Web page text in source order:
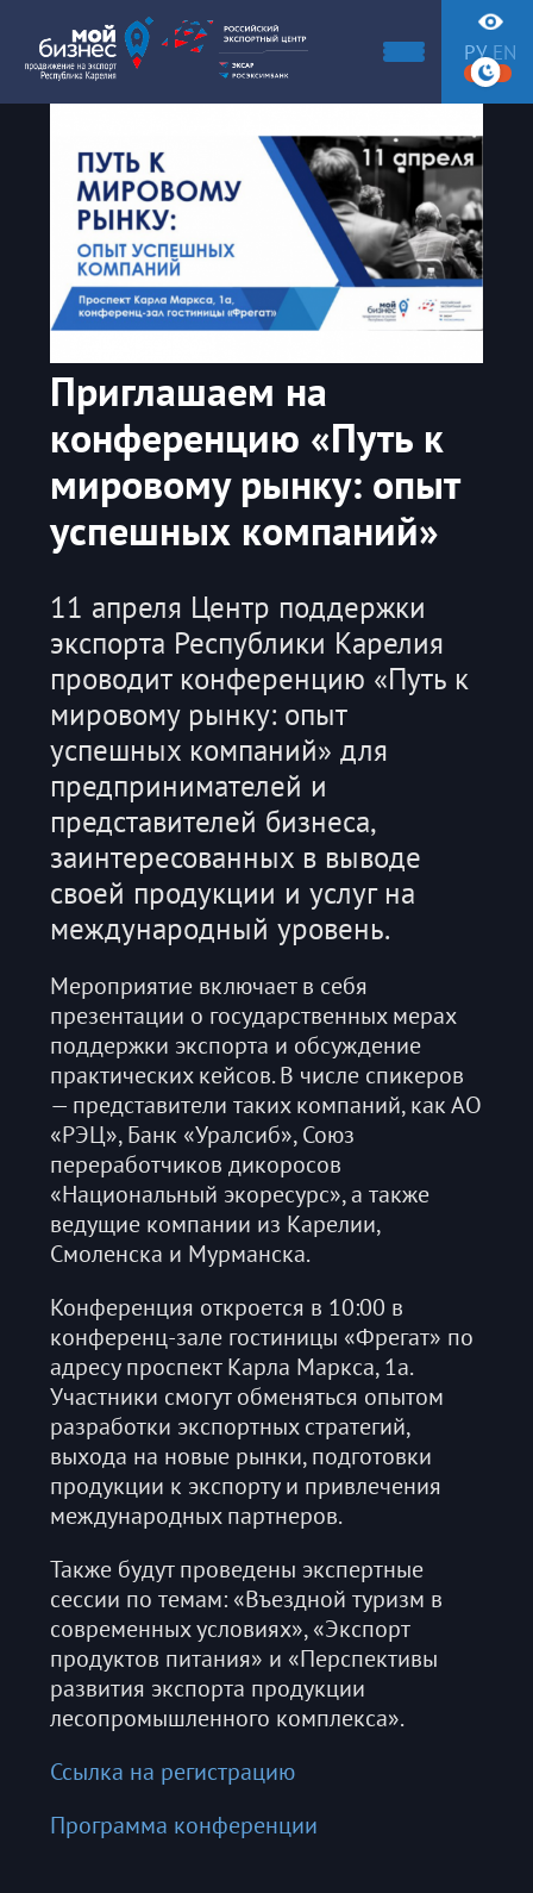
РУ EN
Приглашаем на
конференцию «Путь к
мировому рынку: опыт
успешных компаний»
11 апреля Центр поддержки
экспорта Республики Карелия
проводит конференцию «Путь к
мировому рынку: опыт
успешных компаний» для
предпринимателей и
представителей бизнеса,
заинтересованных в выводе
своей продукции и услуг на
международный уровень.
Мероприятие включает в себя
презентации о государственных мерах
поддержки экспорта и обсуждение
практических кейсов. В числе спикеров
— представители таких компаний, как АО
«РЭЦ», Банк «Уралсиб», Союз
переработчиков дикоросов
«Национальный экоресурс», а также
ведущие компании из Карелии,
Смоленска и Мурманска.
Конференция откроется в 10:00 в
конференц-зале гостиницы «Фрегат» по
адресу проспект Карла Маркса, 1а.
Участники смогут обменяться опытом
разработки экспортных стратегий,
выхода на новые рынки, подготовки
продукции к экспорту и привлечения
международных партнеров.
Также будут проведены экспертные
сессии по темам: «Въездной туризм в
современных условиях», «Экспорт
продуктов питания» и «Перспективы
развития экспорта продукции
лесопромышленного комплекса».
Ссылка на регистрацию
Программа конференции